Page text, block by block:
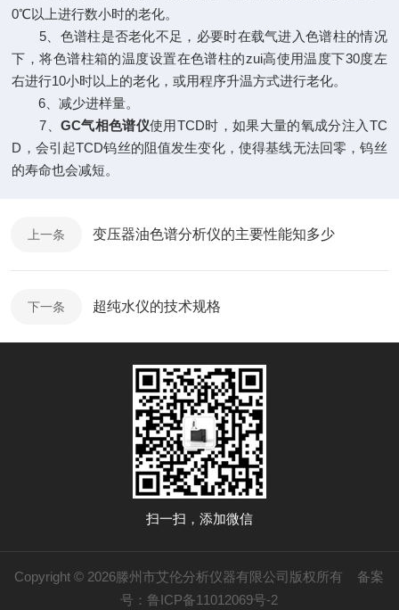
0℃以上进行数小时的老化。
5、色谱柱是否老化不足，必要时在载气进入色谱柱的情况
下，将色谱柱箱的温度设置在色谱柱的zui高使用温度下30度左
右进行10小时以上的老化，或用程序升温方式进行老化。
6、减少进样量。
7、 GC气相色谱仪使用TCD时，如果大量的氧成分注入TC
D，会引起TCD钨丝的阻值发生变化，使得基线无法回零，钨丝
的寿命也会减短。
上一条 变压器油色谱分析仪的主要性能知多少
下一条 超纯水仪的技术规格
扫一扫，添加微信
Copyright © 2026滕州市艾伦分析仪器有限公司版权所有 备案
号：鲁ICP备11012069号-2